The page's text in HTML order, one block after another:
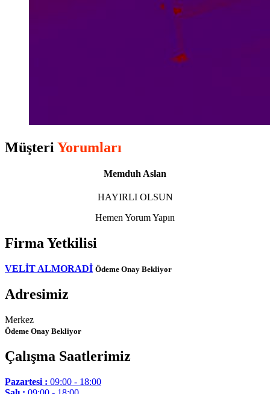
Müşteri Yorumları
Memduh Aslan
HAYIRLI OLSUN
Hemen Yorum Yapın
Firma Yetkilisi
VELİT ALMORADİ Ödeme Onay Bekliyor
Adresimiz
Merkez
Ödeme Onay Bekliyor
Çalışma Saatlerimiz
Pazartesi : 09:00 - 18:00